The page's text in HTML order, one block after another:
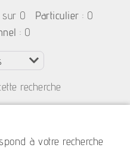
sur 0 Particulier : 0
: 0
recherche
à votre recherche